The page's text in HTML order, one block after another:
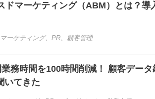
ドマーケティング（ABM）とは？導
ーケティング、 PR、 顧客管理
務時間を100時間削減！ 顧客デー
いてきた